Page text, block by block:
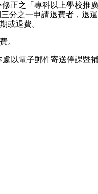
正之「專科以上學校
分之一申請退費者，退
或退費。
。
以電子郵件寄送停課暨